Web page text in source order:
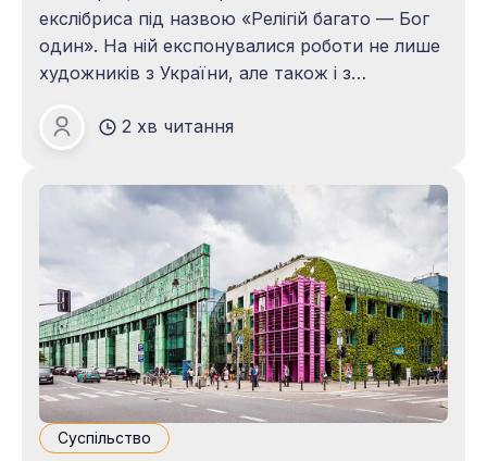
екслібриса під назвою «Релігій багато — Бог
один». На ній експонувалися роботи не лише
художників з України, але також і з
Угорщини. Основною ідеєю виставки було
передати духовність народів та те, як
культурна належність впливає на релігійне
життя та
Юлія Каменецька
2 хв читання
Суспільство